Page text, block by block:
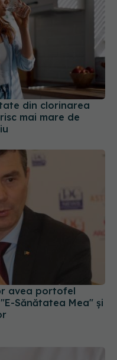
mai mare de
avea portofel
Sănătatea Mea" și